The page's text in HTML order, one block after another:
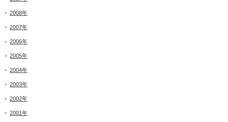
2008年
2007年
2006年
2005年
2004年
2003年
2002年
2001年